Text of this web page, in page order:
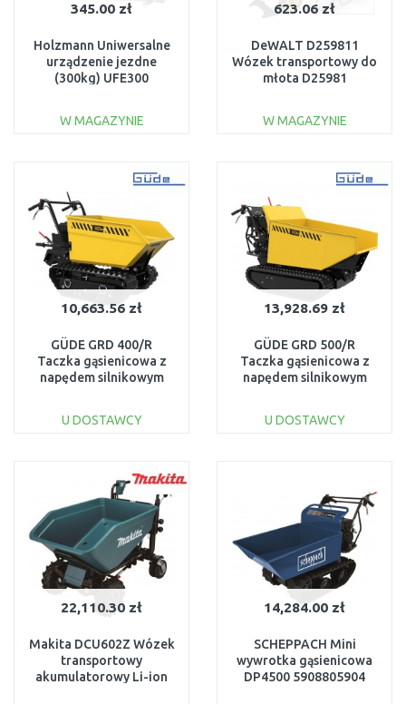
345.00 zł
Holzmann Uniwersalne
urządzenie jezdne
(300kg) UFE300
W MAGAZYNIE
Do porównania
623.06 zł
DeWALT D259811
Wózek transportowy do
młota D25981
W MAGAZYNIE
Do porównania
10,663.56 zł
GÜDE GRD 400/R
Taczka gąsienicowa z
napędem silnikowym
U DOSTAWCY
Do porównania
13,928.69 zł
GÜDE GRD 500/R
Taczka gąsienicowa z
napędem silnikowym
U DOSTAWCY
22,110.30 zł
Makita DCU602Z Wózek
transportowy
akumulatorowy Li-ion
14,284.00 zł
SCHEPPACH Mini
wywrotka gąsienicowa
DP4500 5908805904